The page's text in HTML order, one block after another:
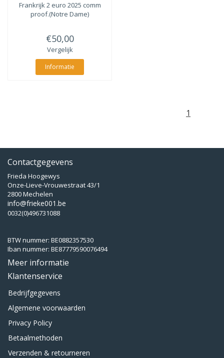
Frankrijk 2 euro 2025 comm
proof.(Notre Dame)
€50,00
Vergelijk
Informatie
1
Contactgegevens
Frieda Hoogewys
Onze-Lieve-Vrouwestraat 43/1
2800 Mechelen
info@frieke001.be
0032(0)496731088
BTW nummer: BE0882357530
Iban nummer: BE87779590076494
Meer informatie
Klantenservice
Bedrijfgegevens
Algemene voorwaarden
Privacy Policy
Betaalmethoden
Verzenden & retourneren